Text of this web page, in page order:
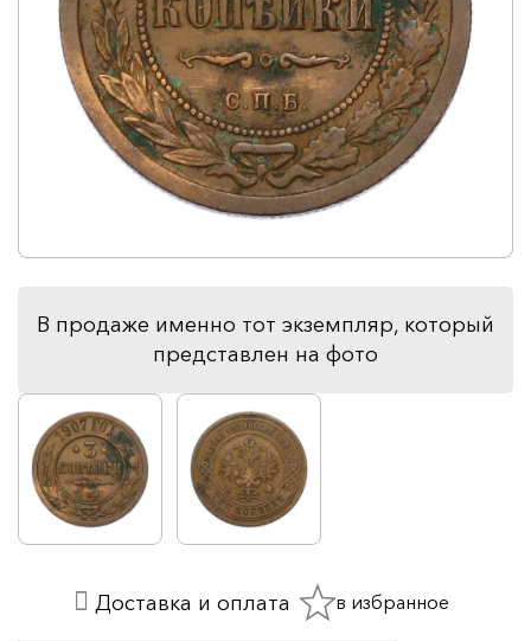
В продаже именно тот экземпляр, который
представлен на фото
Доставка и оплата в избранное